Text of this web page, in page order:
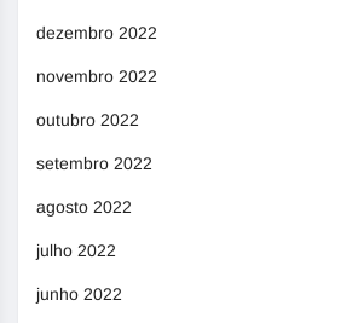
dezembro 2022
novembro 2022
outubro 2022
setembro 2022
agosto 2022
julho 2022
junho 2022